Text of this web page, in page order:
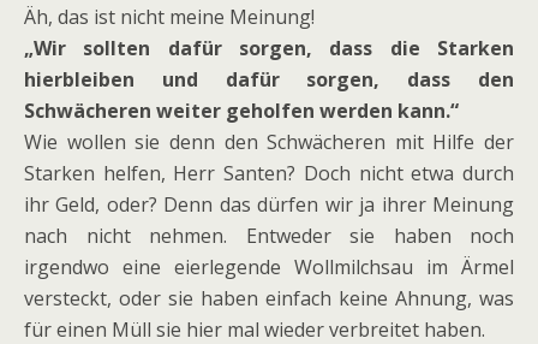
Äh, das ist nicht meine Meinung!
„Wir sollten dafür sorgen, dass die Starken
hierbleiben und dafür sorgen, dass den
Schwächeren weiter geholfen werden kann.“
Wie wollen sie denn den Schwächeren mit Hilfe der
Starken helfen, Herr Santen? Doch nicht etwa durch
ihr Geld, oder? Denn das dürfen wir ja ihrer Meinung
nach nicht nehmen. Entweder sie haben noch
irgendwo eine eierlegende Wollmilchsau im Ärmel
versteckt, oder sie haben einfach keine Ahnung, was
für einen Müll sie hier mal wieder verbreitet haben.